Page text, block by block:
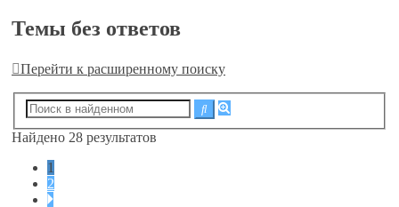
Темы без ответов
Перейти к расширенному поиску
Поиск
Найдено 28 результатов
1
2
След.